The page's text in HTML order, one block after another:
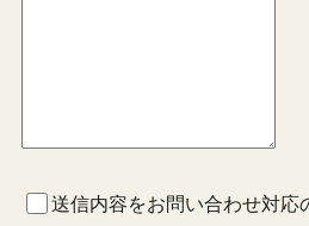
送信内容をお問い合わせ対応